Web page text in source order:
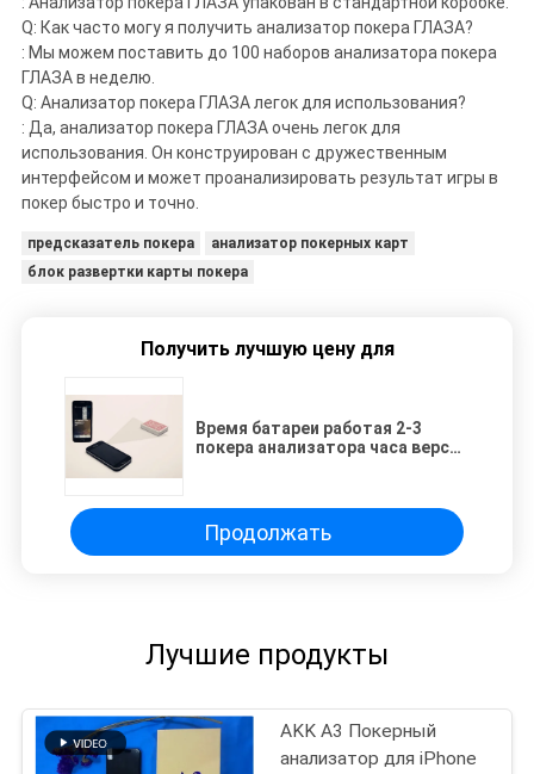
Q: Как часто могу я получить анализатор покера ГЛАЗА?
: Мы можем поставить до 100 наборов анализатора покера
ГЛАЗА в неделю.
Q: Анализатор покера ГЛАЗА легок для использования?
: Да, анализатор покера ГЛАЗА очень легок для
использования. Он конструирован с дружественным
интерфейсом и может проанализировать результат игры в
покер быстро и точно.
предсказатель покера
анализатор покерных карт
блок развертки карты покера
Получить лучшую цену для
Время батареи работая 2-3
покера анализатора часа версии
Продолжать
Лучшие продукты
AKK A3 Покерный
анализатор для iPhone